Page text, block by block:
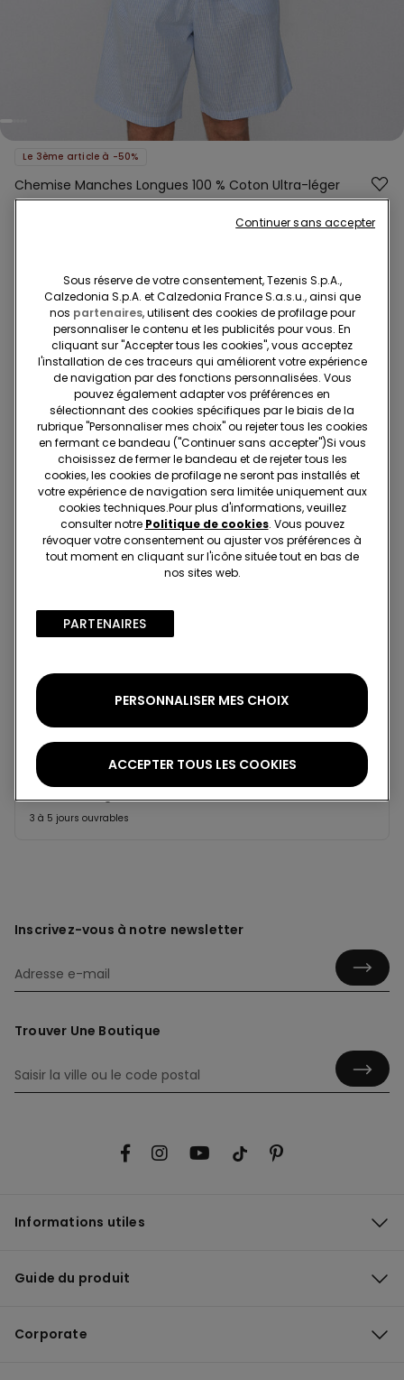
Le 3ème article à -50%
Chemise Manches Longues 100 % Coton Ultra-léger
Description Réf. article: 2ML116
Chemise à manches longues avec col et boutons, réalisée en
toile légère 100 % coton. Coupe standard.
Composition et lavage
Livraisons et retours
Recherchez en boutique
Membre du programme fidélité Tezenis Talent 2€
Pour toute commande supérieure à 55€ Livraison gratuite
3 à 5 jours ouvrables
Inscrivez-vous à notre newsletter
Trouver Une Boutique
Informations utiles
Guide du produit
Corporate
Sous réserve de votre consentement, Tezenis S.p.A.,
Calzedonia S.p.A. et Calzedonia France S.a.s.u., ainsi que
nos partenaires, utilisent des cookies de profilage pour
personnaliser le contenu et les publicités pour vous. En
cliquant sur "Accepter tous les cookies", vous acceptez
l'installation de ces traceurs qui améliorent votre expérience
de navigation par des fonctions personnalisées. Vous
pouvez également adapter vos préférences en
sélectionnant des cookies spécifiques par le biais de la
rubrique "Personnaliser mes choix" ou rejeter tous les cookies
en fermant ce bandeau ("Continuer sans accepter")​Si vous
choisissez de fermer le bandeau et de rejeter tous les
cookies, les cookies de profilage ne seront pas installés et
votre expérience de navigation sera limitée uniquement aux
cookies techniques.​Pour plus d'informations, veuillez
consulter notre Politique de cookies. Vous pouvez
révoquer votre consentement ou ajuster vos préférences à
tout moment en cliquant sur l'icône située tout en bas de
nos sites web.
PARTENAIRES​
PERSONNALISER MES CHOIX
ACCEPTER TOUS LES COOKIES
Continuer sans accepter